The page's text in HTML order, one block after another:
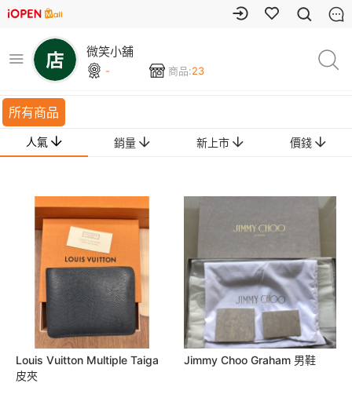
微笑小舖
- 商品:23
所有商品
人氣 銷量 新上市 價錢
Louis Vuitton Multiple Taiga
皮夾
Jimmy Choo Graham 男鞋